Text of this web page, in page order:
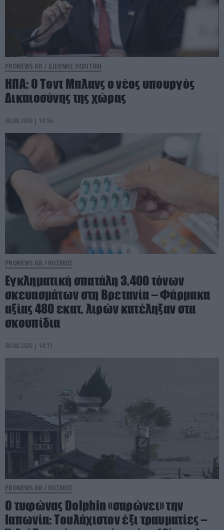
PRONEWS.GR / ΔΙΕΘΝΗΣ ΠΟΛΙΤΙΚΗ
ΗΠΑ: Ο Τοντ Μπλανς ο νέος υπουργός
Δικαιοσύνης της χώρας
08.08.2026 | 14:56
PRONEWS.GR / ΚΟΣΜΟΣ
Eγκληματική σπατάλη 3.400 τόνων
σκευασμάτων στη Βρετανία – Φάρμακα
αξίας 480 εκατ. λιρών κατέληξαν στα
σκουπίδια
08.08.2026 | 14:11
PRONEWS.GR / ΚΟΣΜΟΣ
O τυφώνας Dolphin «σαρώνει» την
Ιαπωνία: Τουλάχιστον έξι τραυματίες –